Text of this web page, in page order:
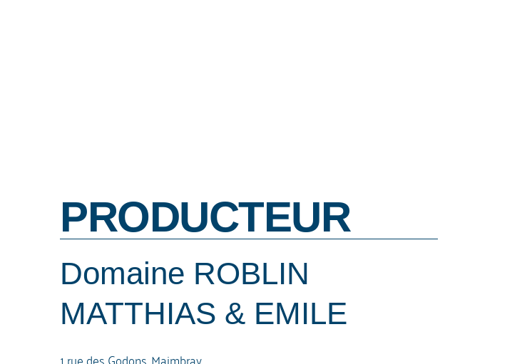
PRODUCTEUR
Domaine ROBLIN
MATTHIAS & EMILE
1 rue des Godons, Maimbray